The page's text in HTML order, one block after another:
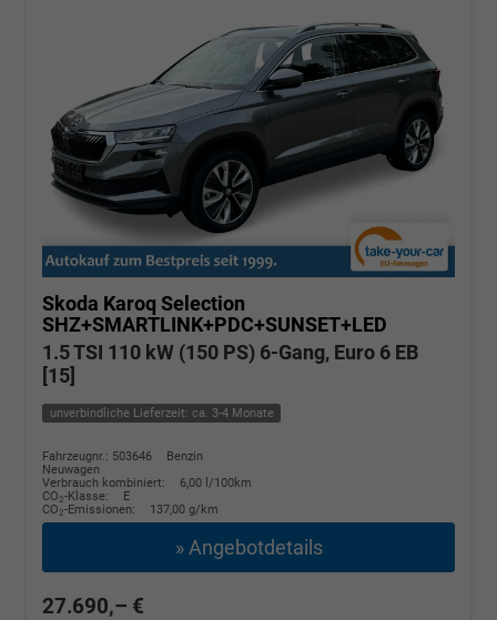
Skoda Karoq Selection
SHZ+SMARTLINK+PDC+SUNSET+LED
1.5 TSI 110 kW (150 PS) 6-Gang, Euro 6 EB
[15]
unverbindliche Lieferzeit: ca. 3-4 Monate
Fahrzeugnr.: 503646
Benzin
Neuwagen
Verbrauch kombiniert:
6,00 l/100km
CO2-Klasse:
E
CO2-Emissionen: 137,00 g/km
» Angebotdetails
27.690,– €